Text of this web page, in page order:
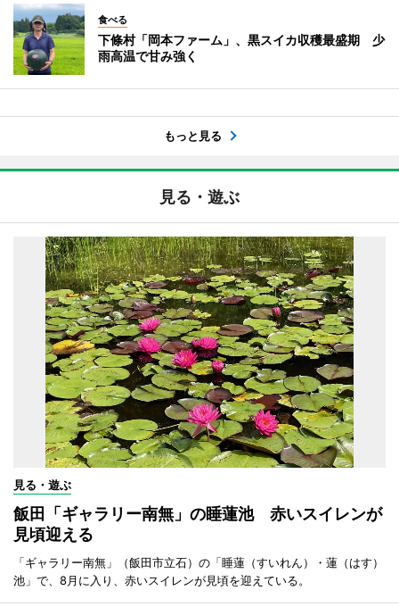
食べる
下條村「岡本ファーム」、黒スイカ収穫最盛期 少
雨高温で甘み強く
もっと見る
見る・遊ぶ
見る・遊ぶ
飯田「ギャラリー南無」の睡蓮池 赤いスイレンが
見頃迎える
「ギャラリー南無」（飯田市立石）の「睡蓮（すいれん）・蓮（はす）
池」で、8月に入り、赤いスイレンが見頃を迎えている。